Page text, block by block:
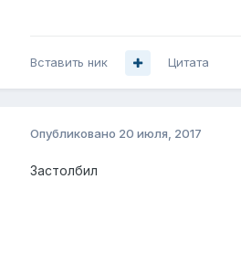
Вставить ник Цитата
Опубликовано 20 июля, 2017
Застолбил